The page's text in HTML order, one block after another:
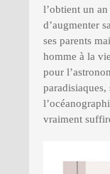
l’obtient un
d’augmenter
ses parents
homme à la
pour
vraiment